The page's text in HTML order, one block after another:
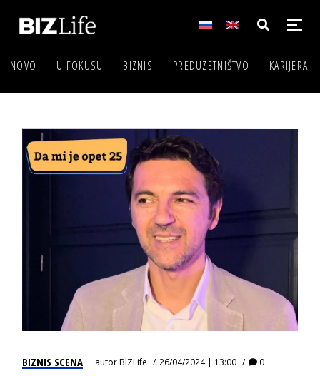
NOVO U FOKUSU BIZNIS PREDUZETNIŠTVO KARIJERA
BIZNIS SCENA autorBIZLife 26/04/2024 | 13:00 0